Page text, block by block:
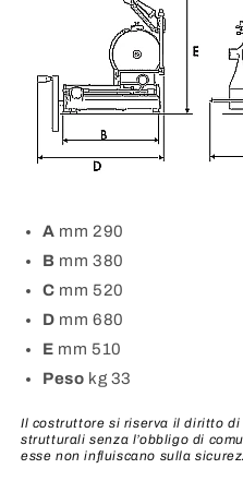
A mm 290
B mm 380
C mm 520
D mm 680
E mm 510
Peso kg 33
Il costruttore si riserva il diritto
strutturali senza l’obbligo di
esse non influiscano sulla